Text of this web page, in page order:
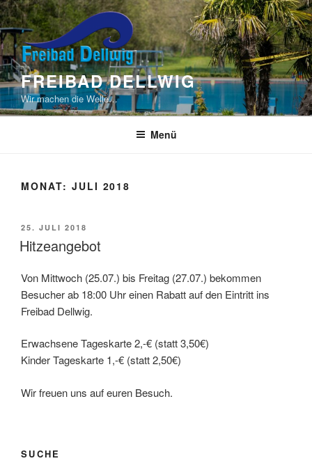
Zum
Inhalt
springen
FREIBAD DELLWIG
Wir machen die Welle…
Menü
MONAT: JULI 2018
VERÖFFENTLICHT
AM
25. JULI 2018
Hitzeangebot
Von Mittwoch (25.07.) bis Freitag (27.07.) bekommen
Besucher ab 18:00 Uhr einen Rabatt auf den Eintritt ins
Freibad Dellwig.
Erwachsene Tageskarte 2,-€ (statt 3,50€)
Kinder Tageskarte 1,-€ (statt 2,50€)
Wir freuen uns auf euren Besuch.
SUCHE